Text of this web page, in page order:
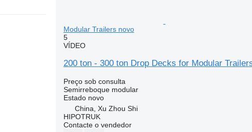
Modular Trailers novo
5
VÍDEO
200 ton - 300 ton Drop Decks for Modular
Preço sob consulta
Semirreboque modular
Estadonovo
China, Xu Zhou Shi
HIPOTRUK
Contacte o vendedor